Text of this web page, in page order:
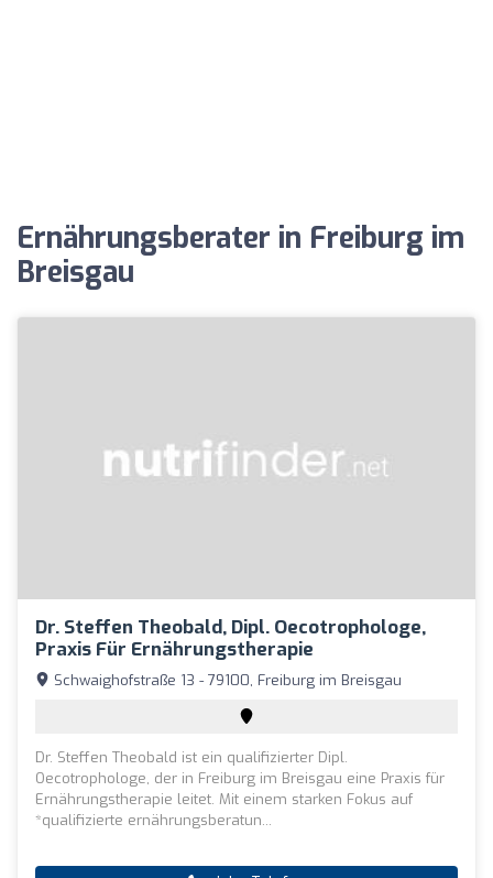
Ernährungsberater in Freiburg im
Breisgau
Dr. Steffen Theobald, Dipl. Oecotrophologe,
Praxis Für Ernährungstherapie
Schwaighofstraße 13 - 79100, Freiburg im Breisgau
Dr. Steffen Theobald ist ein qualifizierter Dipl.
Oecotrophologe, der in Freiburg im Breisgau eine Praxis für
Ernährungstherapie leitet. Mit einem starken Fokus auf
*qualifizierte ernährungsberatun...